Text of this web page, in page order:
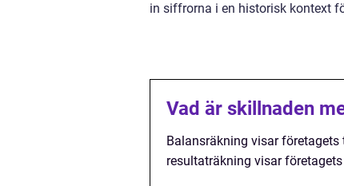
in siffrorna i en historisk kontext
Vad är skillnaden
Balansräkning visar
resultaträkning visar